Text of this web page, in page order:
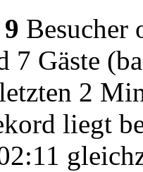
9 Besucher
7 Gäste
2
liegt